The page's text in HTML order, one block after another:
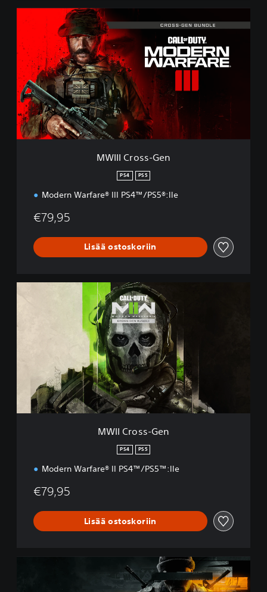
W
C
r
o
s
s
-
G
MWIII Cross-Gen
PS4 PS5
Modern Warfare® III PS4™/PS5®:lle
€79,95
Lisää ostoskoriin
e
MWII Cross-Gen
PS4 PS5
Modern Warfare® II PS4™/PS5™:lle
€79,95
Lisää ostoskoriin